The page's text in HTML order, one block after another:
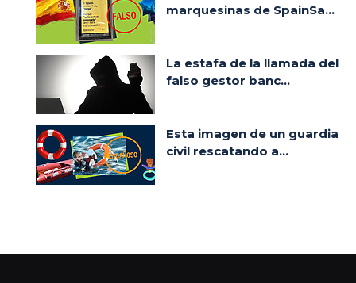
marquesinas de SpainSa...
La estafa de la llamada del
falso gestor banc...
Esta imagen de un guardia
civil rescatando a...